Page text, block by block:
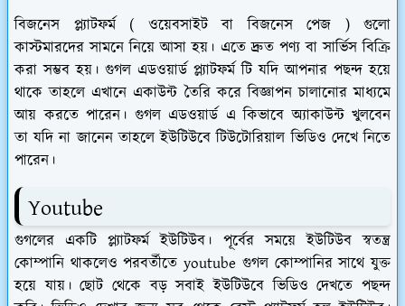
বিজনেস প্ল্যাটফর্ম ( ওয়েবসাইট বা বিজনেস পেজ ) গুলো
কাস্টমারদের সামনে নিয়ে আসা হয়। এতে দ্রুত পণ্য বা সার্ভিস বিক্রি
করা সম্ভব হয়। গুগল এডওয়ার্ড প্ল্যাটফর্ম টি যদি আপনার পছন্দ হয়ে
থাকে তাহলে এখানে একাউন্ট তৈরি করে বিজ্ঞাপন চালানোর মাধ্যমে
আয় করতে পারেন। গুগল এডওয়ার্ড এ কিভাবে অ্যাকাউন্ট খুলবেন
তা যদি না জানেন তাহলে ইউটিউবে টিউটোরিয়াল ভিডিও দেখে নিতে
পারেন।
Youtube
গুগলের একটি প্ল্যাটফর্ম ইউটিউব। পূর্বের সময়ে ইউটিউব স্বতন্ত্র
কোম্পানি থাকলেও পরবর্তীতে youtube গুগল কোম্পানির সাথে যুক্ত
হয়ে যায়। ছোট থেকে বড় সবাই ইউটিউবে ভিডিও দেখতে পছন্দ